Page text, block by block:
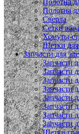
Полотна
Полотна
Сверла
Сетки
Хомуты-
Щетки
Запчасти для
Запчасти
Запчасти
Запчасти
Запчасти
Запчасти
Запчасти
Запчасти
Щетки